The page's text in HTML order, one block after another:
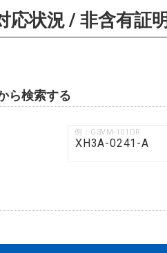
応状況 / 非含有証
ら検索する
例：G3VM-101DR